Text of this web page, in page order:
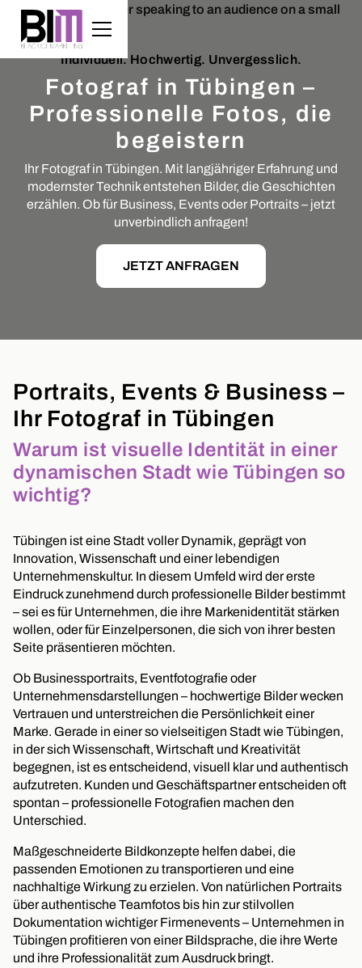
Individuell. Hochwertig. Unvergesslich.
Fotograf in Tübingen –
Professionelle Fotos, die
begeistern
Ihr Fotograf in Tübingen. Mit langjähriger Erfahrung und
modernster Technik entstehen Bilder, die Geschichten
erzählen. Ob für Business, Events oder Portraits – jetzt
unverbindlich anfragen!
JETZT ANFRAGEN
Portraits, Events & Business –
Ihr Fotograf in Tübingen
Warum ist visuelle Identität in einer
dynamischen Stadt wie Tübingen so
wichtig?
Tübingen ist eine Stadt voller Dynamik, geprägt von
Innovation, Wissenschaft und einer lebendigen
Unternehmenskultur. In diesem Umfeld wird der erste
Eindruck zunehmend durch professionelle Bilder bestimmt
– sei es für Unternehmen, die ihre Markenidentität stärken
wollen, oder für Einzelpersonen, die sich von ihrer besten
Seite präsentieren möchten.
Ob Businessportraits, Eventfotografie oder
Unternehmensdarstellungen – hochwertige Bilder wecken
Vertrauen und unterstreichen die Persönlichkeit einer
Marke. Gerade in einer so vielseitigen Stadt wie Tübingen,
in der sich Wissenschaft, Wirtschaft und Kreativität
begegnen, ist es entscheidend, visuell klar und authentisch
aufzutreten. Kunden und Geschäftspartner entscheiden oft
spontan – professionelle Fotografien machen den
Unterschied.
Maßgeschneiderte Bildkonzepte helfen dabei, die
passenden Emotionen zu transportieren und eine
nachhaltige Wirkung zu erzielen. Von natürlichen Portraits
über authentische Teamfotos bis hin zur stilvollen
Dokumentation wichtiger Firmenevents – Unternehmen in
Tübingen profitieren von einer Bildsprache, die ihre Werte
und ihre Professionalität zum Ausdruck bringt.